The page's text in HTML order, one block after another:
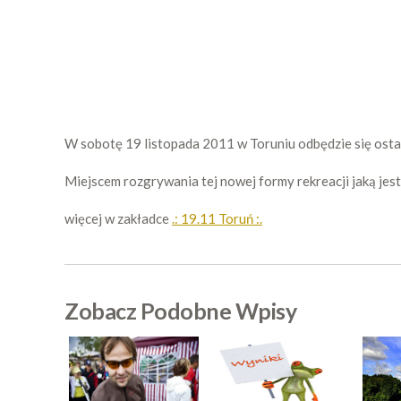
W sobotę 19 listopada 2011 w Toruniu odbędzie się
Miejscem rozgrywania tej nowej formy rekreacji jaką
więcej w zakładce.: 19.11 Toruń :.
Zobacz Podobne Wpisy